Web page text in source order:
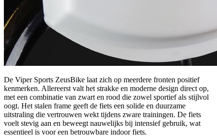
De Viper Sports ZeusBike laat zich op meerdere fronten positief
kenmerken. Allereerst valt het strakke en moderne design direct op,
met een combinatie van zwart en rood die zowel sportief als stijlvol
oogt. Het stalen frame geeft de fiets een solide en duurzame
uitstraling die vertrouwen wekt tijdens zware trainingen. De fiets
voelt stevig aan en beweegt nauwelijks bij intensief gebruik, wat
essentieel is voor een betrouwbare indoor fiets.